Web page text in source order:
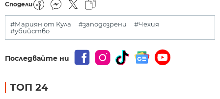
Сподели
#Мариян от Кула #заподозрени
#Чехия
#убийство
Последвайте ни
ТОП 24